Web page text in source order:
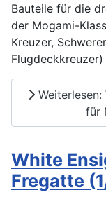
Bauteile für die
der Mogami-
Kreuzer,
für
White
Fregatte